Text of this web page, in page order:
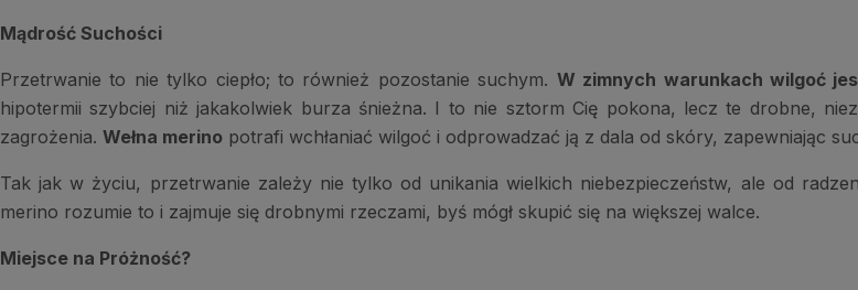
Mądrość Suchości
Przetrwanie to nie tylko ciepło; to również pozostanie suchym. W zimnych warunkach wilgoć
hipotermii szybciej niż jakakolwiek burza śnieżna. I to nie sztorm Cię pokona, lecz te drobne,
zagrożenia. Wełna merino potrafi wchłaniać wilgoć i odprowadzać ją z dala od skóry, zapewniając
Tak jak w życiu, przetrwanie zależy nie tylko od unikania wielkich niebezpieczeństw, ale od
merino rozumie to i zajmuje się drobnymi rzeczami, byś mógł skupić się na większej walce.
Miejsce na Próżność?